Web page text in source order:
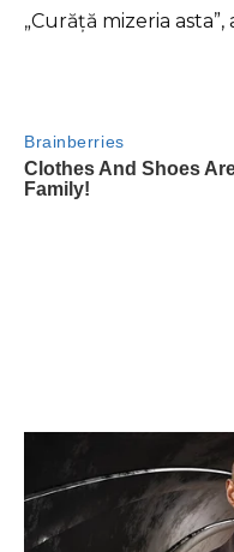
„Curăță mizeria